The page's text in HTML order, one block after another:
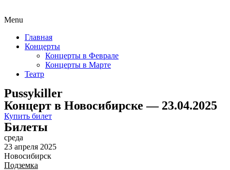
Menu
Главная
Концерты
Концерты в Феврале
Концерты в Марте
Театр
Pussykiller
Концерт в Новосибирске — 23.04.2025
Купить билет
Билеты
среда
23 апреля 2025
Новосибирск
Подземка